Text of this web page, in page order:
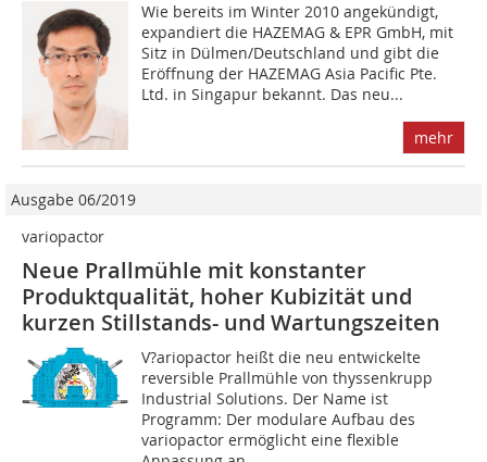
Wie bereits im Winter 2010 angekündigt,
expandiert die HAZEMAG & EPR GmbH, mit
Sitz in Dülmen/Deutschland und gibt die
Eröffnung der HAZEMAG Asia Pacific Pte.
Ltd. in Singapur bekannt. Das neu...
mehr
Ausgabe 06/2019
variopactor
Neue Prallmühle mit konstanter
Produktqualität, hoher Kubizität und
kurzen Stillstands- und Wartungszeiten
V?ariopactor heißt die neu entwickelte
reversible Prallmühle von thyssenkrupp
Industrial Solutions. Der Name ist
Programm: Der modulare Aufbau des
variopactor ermöglicht eine flexible